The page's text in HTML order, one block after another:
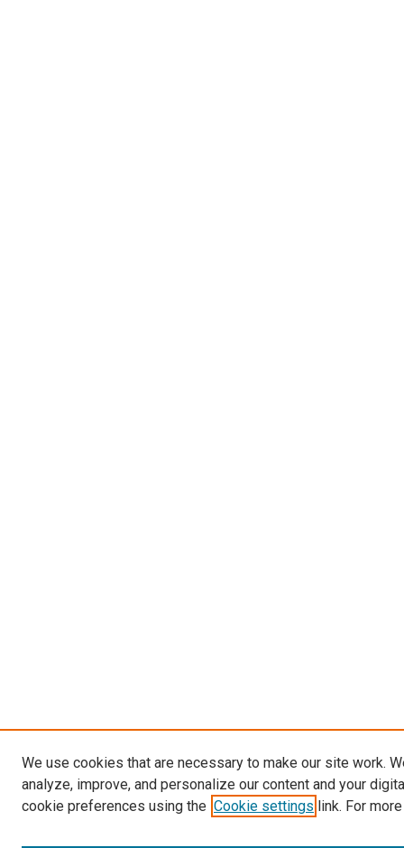
We use cookies that are necessary to make our site work.
analyze, improve, and personalize our content and your
cookie preferences using the Cookie settings link. For